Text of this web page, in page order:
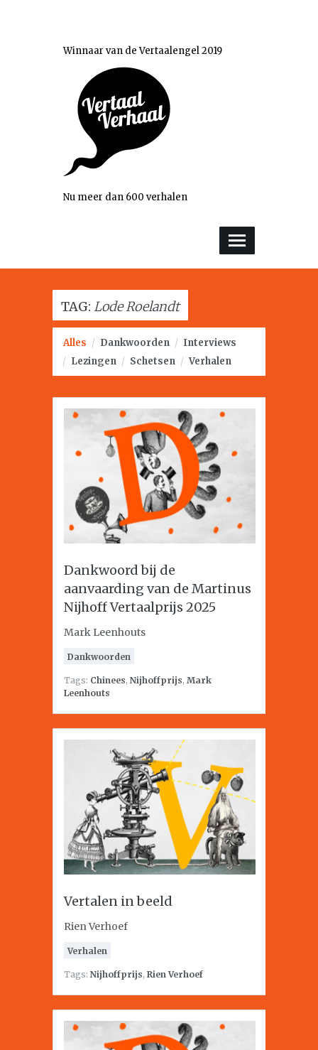
Winnaar van de Vertaalengel 2019
Nu meer dan 600 verhalen
TAG: Lode Roelandt
Alles / Dankwoorden / Interviews
/ Lezingen / Schetsen / Verhalen
Dankwoord bij de
aanvaarding van de Martinus
Nijhoff Vertaalprijs 2025
Mark Leenhouts
Dankwoorden
Tags: Chinees, Nijhoffprijs, Mark
Leenhouts
Vertalen in beeld
Rien Verhoef
Verhalen
Tags: Nijhoffprijs, Rien Verhoef